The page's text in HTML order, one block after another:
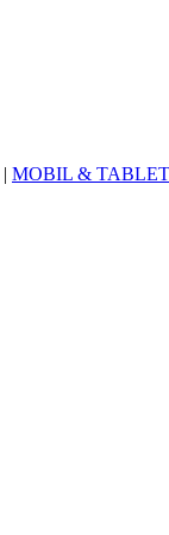
| MOBIL & TABLET